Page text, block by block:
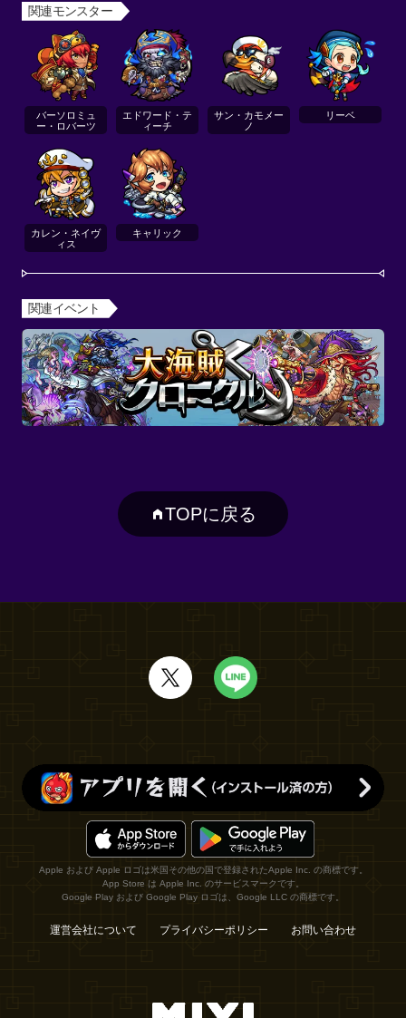
関連モンスター
バーソロミュ
ー・ロバーツ
エドワード・テ
ィーチ
サン・カモメー
ノ
リーベ
カレン・ネイヴ
ィス
キャリック
関連イベント
TOPに戻る
Apple および Apple ロゴは米国その他の国で登録されたApple Inc. の商標です。
App Store は Apple Inc. のサービスマークです。
Google Play および Google Play ロゴは、Google LLC の商標です。
運営会社について プライバシーポリシー お問い合わせ